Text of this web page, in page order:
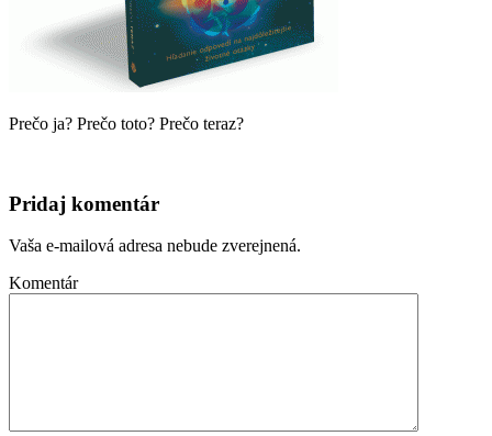
Prečo ja? Prečo toto? Prečo teraz?
Pridaj komentár
Vaša e-mailová adresa nebude zverejnená.
Komentár